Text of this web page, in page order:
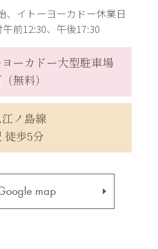
、イトーヨーカドー休業日
前12:30、午後17:30
ーカドー大型駐車場
無料）
ノ島線
徒歩5分
map